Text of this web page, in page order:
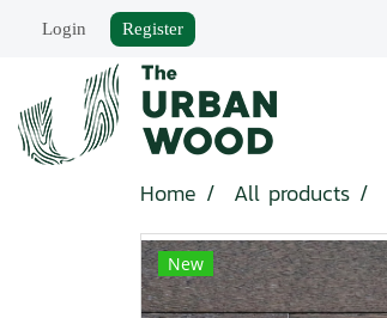
Login Register
Home All products
New